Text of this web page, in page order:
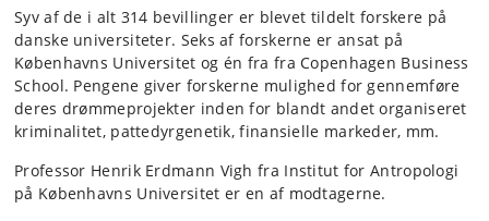
Syv af de i alt 314 bevillinger er blevet tildelt forskere på
danske universiteter. Seks af forskerne er ansat på
Københavns Universitet og én fra fra Copenhagen Business
School. Pengene giver forskerne mulighed for gennemføre
deres drømmeprojekter inden for blandt andet organiseret
kriminalitet, pattedyrgenetik, finansielle markeder, mm.
Professor Henrik Erdmann Vigh fra Institut for Antropologi
på Københavns Universitet er en af modtagerne.